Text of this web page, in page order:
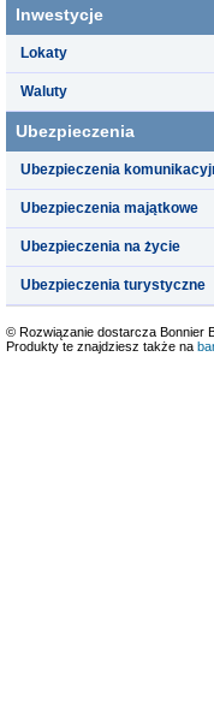
Inwestycje
Lokaty
Waluty
Ubezpieczenia
Ubezpieczenia
Ubezpieczenia majątkowe
Ubezpieczenia na życie
Ubezpieczenia turystyczne
© Rozwiązanie dostarcza Bonnier
Produkty te znajdziesz także na